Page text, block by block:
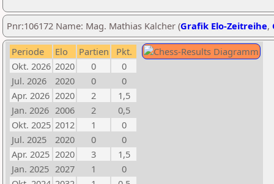
Pnr:106172 Name: Mag. Mathias Kalcher (Grafik Elo-Zeitreihe,
Periode Elo Partien
Pkt.
Okt. 2026 2020 0
0
Jul. 2026
2020 0
0
Apr. 2026 2020 2
1,5
Jan. 2026 2006 2
0,5
Okt. 2025 2012 1
0
Jul. 2025
2020 0
0
Apr. 2025 2020 3
1,5
Jan. 2025 2027 1
0